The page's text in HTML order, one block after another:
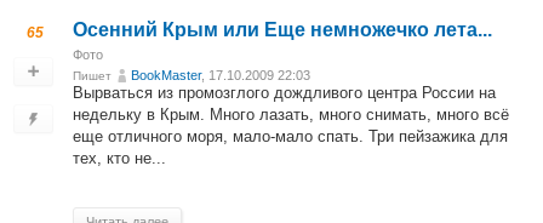
65 Осенний Крым или Еще немножечко лета...
Фото
Пишет BookMaster, 17.10.2009 22:03
Вырваться из промозглого дождливого центра России на
недельку в Крым. Много лазать, много снимать, много всё
еще отличного моря, мало-мало спать. Три пейзажика для
тех, кто не...